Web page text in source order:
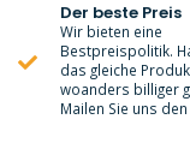
Der beste Preis
Wir bieten eine
Bestpreispolitik.
das gleiche
woanders billiger
Mailen Sie uns den